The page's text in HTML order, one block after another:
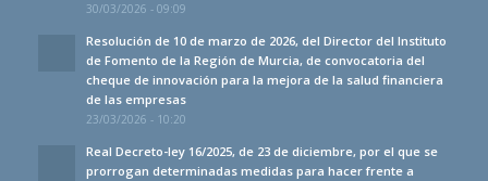
30/03/2026 - 09:09
Resolución de 10 de marzo de 2026, del Director del Instituto
de Fomento de la Región de Murcia, de convocatoria del
cheque de innovación para la mejora de la salud financiera
de las empresas
23/03/2026 - 10:20
Real Decreto-ley 16/2025, de 23 de diciembre, por el que se
prorrogan determinadas medidas para hacer frente a